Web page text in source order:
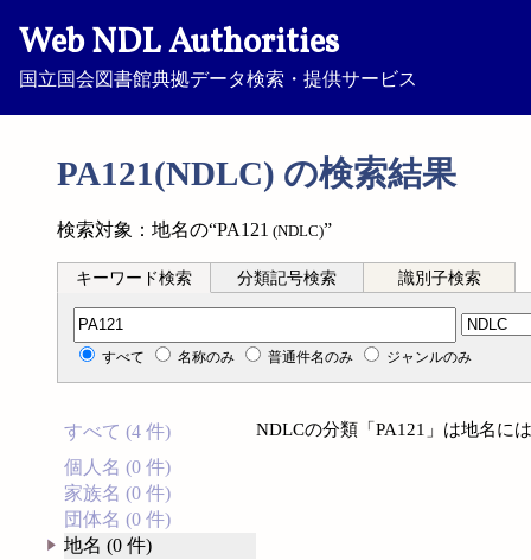
Web NDL Authorities
国立国会図書館典拠データ検索・提供サービス
PA121(NDLC) の検索結果
検索対象：地名の“PA121 (NDLC)”
キーワード検索 分類記号検索 識別子検索
分類記号検索
すべて 名称のみ 普通件名のみ ジャンルのみ
すべて (4 件)
個人名 (0 件)
家族名 (0 件)
団体名 (0 件)
地名 (0 件)
NDLCの分類「PA121」は地名に